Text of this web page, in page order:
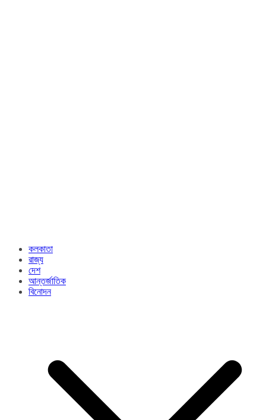
কলকাতা
রাজ্য​
দেশ
আন্তর্জাতিক
বিনোদন